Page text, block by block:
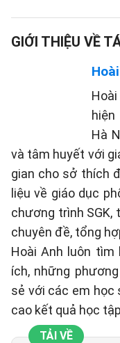
GIỚI THIỆU VỀ
Hà
và tâm huyết với
gian cho sở thích
liệu về giáo dục
chương trình
chuyên đề, tổng
Hoài Anh luôn
ích, những
sẻ với các em học
cao kết quả học
TẢI VỀ